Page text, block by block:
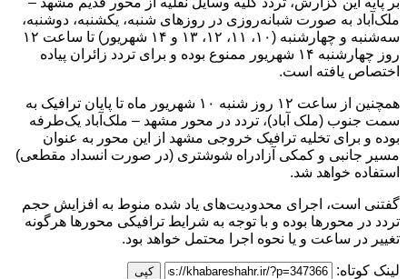
ملک‌آباد به صورت شبانه‌روزی در روز‌های شنبه، یکشنبه، دوشنبه،
سه‌شنبه و چهارشنبه (۱۰، ۱۱، ۱۲، ۱۳ و ۱۴ شهریور) تا ساعت ۱۲
روز چهارشنبه ۱۴ شهریور ممنوع بوده و برای تردد زائران پیاده
اختصاص یافته است.
همچنین از ساعت ۱۲ روز شنبه ۱۰ شهریور ماه تا پایان ترافیک به
سمت جنوب (ملک آباد)، تردد در محور مشهد – ملک‌آباد یک‌طرفه
بوده و برای تخلیه ترافیک خروجی مشهد از این محور به عنوان
مسیر جانبی و کمکی آزادراه شوشتری (در صورت انسداد مقطعی)
استفاده خواهد شد.
گفتنی است، اجرای محدودیت‌های یاد شده منوط به افزایش حجم
تردد در محور‌ها بوده و با توجه به شرایط ترافیکی محور‌ها هرگونه
تغییر در ساعت و یا نحوه اجرا محتمل خواهد بود.
لینک کوتاه: کپی